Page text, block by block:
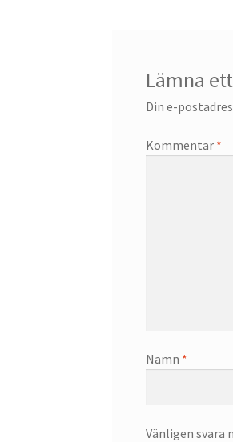
Lämna
Din e-
Kommentar *
Namn *
Vänligen svara